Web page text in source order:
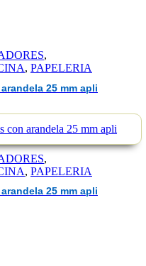
,
, PAPELERIA
25 mm apli
,
, PAPELERIA
25 mm apli